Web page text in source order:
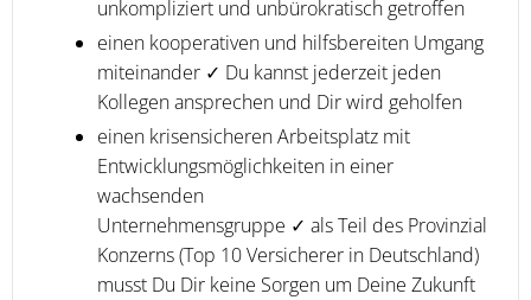
unkompliziert und unbürokratisch getroffen
einen kooperativen und hilfsbereiten Umgang
miteinander ✓ Du kannst jederzeit jeden
Kollegen ansprechen und Dir wird geholfen
einen krisensicheren Arbeitsplatz mit
Entwicklungsmöglichkeiten in einer
wachsenden
Unternehmensgruppe ✓ als Teil des Provinzial
Konzerns (Top 10 Versicherer in Deutschland)
musst Du Dir keine Sorgen um Deine Zukunft